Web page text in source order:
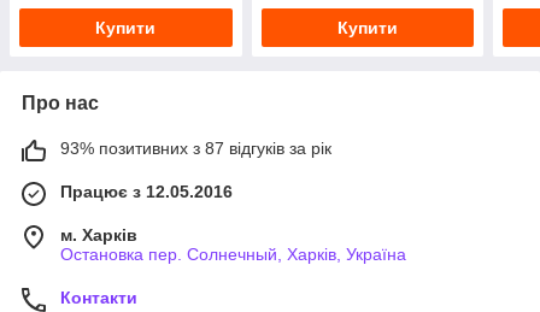
Купити Купити
Про нас
93% позитивних з 87 відгуків за рік
Працює з 12.05.2016
м. Харків
Остановка пер. Солнечный, Харків, Україна
Контакти